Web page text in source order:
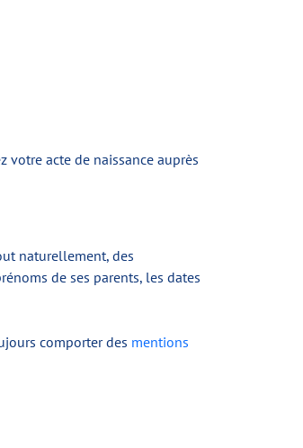
votre acte de naissance auprès
naturellement, des
de ses parents, les dates
comporter des mentions